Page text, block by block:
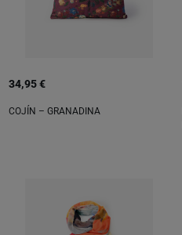
34,95 €
COJÍN – GRANADINA